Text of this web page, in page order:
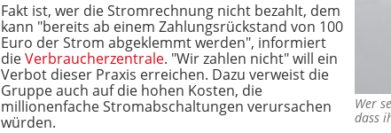
Wer
dass
Fakt ist, wer die Stromrechnung nicht bezahlt, dem
kann "bereits ab einem Zahlungsrückstand von 100
Euro der Strom abgeklemmt werden", informiert
dieVerbraucherzentrale. "Wir zahlen nicht" will ein
Verbot dieser Praxis erreichen. Dazu verweist die
Gruppe auch auf die hohen Kosten, die
millionenfache Stromabschaltungen verursachen
würden.